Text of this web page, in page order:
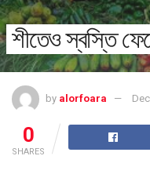
শীতেও স্বস্তি
by alorfoara
0
SHARES